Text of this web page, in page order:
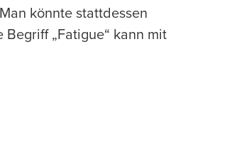
könnte stattdessen
Begriff „Fatigue“ kann mit